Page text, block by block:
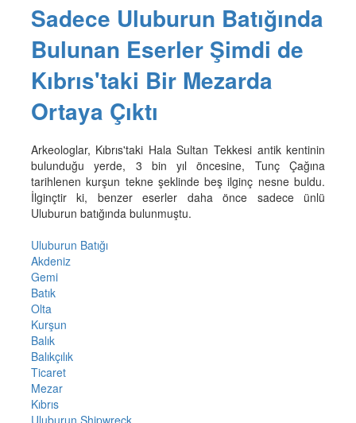
Sadece Uluburun Batığında
Bulunan Eserler Şimdi de
Kıbrıs'taki Bir Mezarda
Ortaya Çıktı
Arkeologlar, Kıbrıs'taki Hala Sultan Tekkesi antik kentinin
bulunduğu yerde, 3 bin yıl öncesine, Tunç Çağına
tarihlenen kurşun tekne şeklinde beş ilginç nesne buldu.
İlginçtir ki, benzer eserler daha önce sadece ünlü
Uluburun batığında bulunmuştu.
Uluburun Batığı
Akdeniz
Gemi
Batık
Olta
Kurşun
Balık
Balıkçılık
Ticaret
Mezar
Kıbrıs
Uluburun Shipwreck